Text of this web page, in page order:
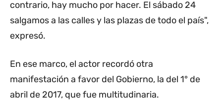
contrario, hay mucho por hacer. El sábado 24
salgamos a las calles y las plazas de todo el país",
expresó.
En ese marco, el actor recordó otra
manifestación a favor del Gobierno, la del 1° de
abril de 2017, que fue multitudinaria.